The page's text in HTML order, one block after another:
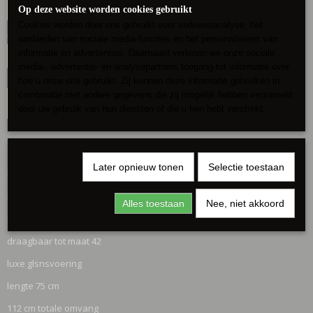
Aantal
Omschrijving
draagbaar tot maat 42
luxe glsnsvoering
lengte 75 cm
112 cm totale omvang
Op deze website worden cookies gebruikt
Later opnieuw tonen Selectie toestaan
Alles toestaan Nee, niet akkoord